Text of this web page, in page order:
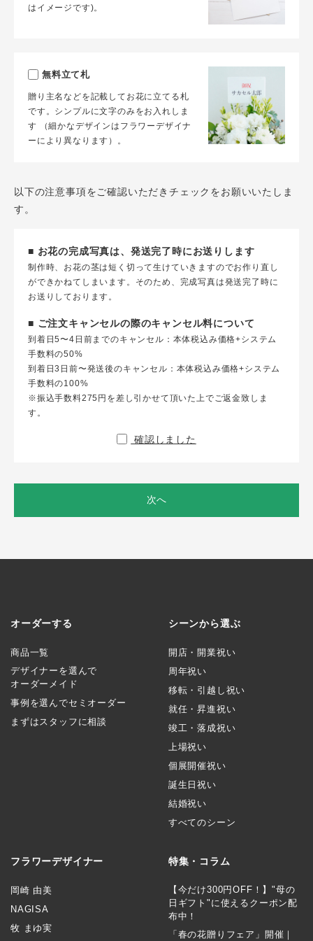
はイメージです)。
無料立て札
贈り主名などを記載してお花に立てる札
です。シンプルに文字のみをお入れしま
す （細かなデザインはフラワーデザイナ
ーにより異なります）。
以下の注意事項をご確認いただきチェックをお願いいたしま
す。
■ お花の完成写真は、発送完了時にお送りします
制作時、お花の茎は短く切って生けていきますのでお作り直し
ができかねてしまいます。そのため、完成写真は発送完了時に
お送りしております。
■ ご注文キャンセルの際のキャンセル料について
到着日5〜4日前までのキャンセル：本体税込み価格+システム
手数料の50%
到着日3日前〜発送後のキャンセル：本体税込み価格+システム
手数料の100%
※振込手数料275円を差し引かせて頂いた上でご返金致しま
す。
確認しました
次へ
オーダーする
商品一覧
デザイナーを選んで
オーダーメイド
事例を選んでセミオーダー
まずはスタッフに相談
シーンから選ぶ
開店・開業祝い
周年祝い
移転・引越し祝い
就任・昇進祝い
竣工・落成祝い
上場祝い
個展開催祝い
誕生日祝い
結婚祝い
すべてのシーン
フラワーデザイナー
岡崎 由美
NAGISA
牧 まゆ実
特集・コラム
【今だけ300円OFF！】"母の
日ギフト"に使えるクーポン配
布中！
「春の花贈りフェア」開催｜